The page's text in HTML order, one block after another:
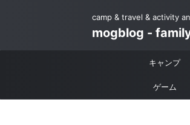
camp & travel & activity
mogblog -
キャンプ
ゲーム